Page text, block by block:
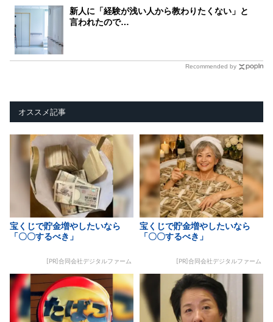
新人に「経験が浅い人から教わりたくない」と
言われたので…
Recommended by
オススメ記事
宝くじで貯金増やしたいなら
「〇〇するべき」
[PR]合同会社デジタルファーム
宝くじで貯金増やしたいなら
「〇〇するべき」
[PR]合同会社デジタルファーム